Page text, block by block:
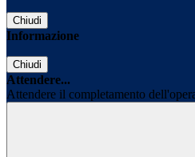
Chiudi
Informazione
Chiudi
Attendere...
Attendere il completamento